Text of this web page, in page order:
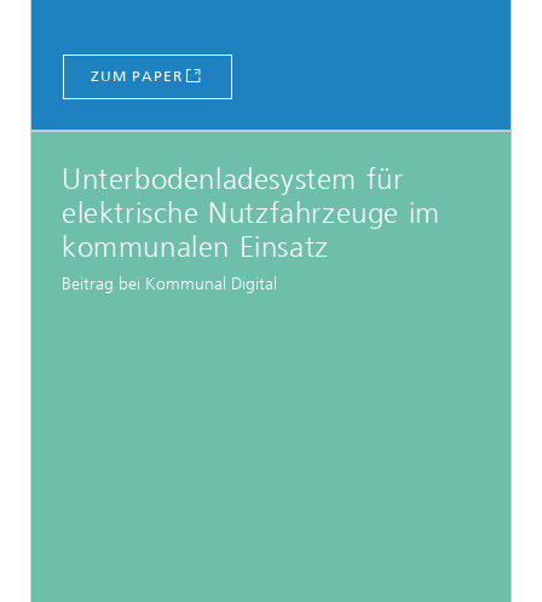
ZUM PAPER
Unterbodenladesystem für
elektrische Nutzfahrzeuge im
kommunalen Einsatz
Beitrag bei Kommunal Digital